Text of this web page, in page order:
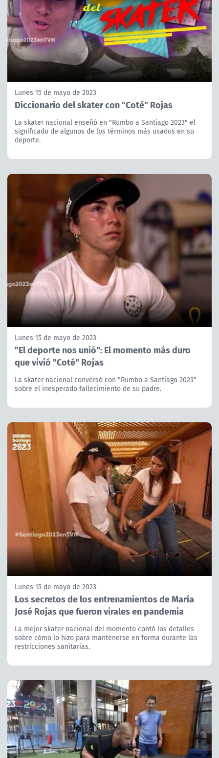
Lunes 15 de mayo de 2023
Diccionario del skater con "Coté" Rojas
La skater nacional enseñó en "Rumbo a Santiago 2023" el
significado de algunos de los términos más usados en su
deporte.
Lunes 15 de mayo de 2023
"El deporte nos unió": El momento más duro
que vivió "Coté" Rojas
La skater nacional conversó con "Rumbo a Santiago 2023"
sobre el inesperado fallecimiento de su padre.
Lunes 15 de mayo de 2023
Los secretos de los entrenamientos de María
José Rojas que fueron virales en pandemia
La mejor skater nacional del momento contó los detalles
sobre cómo lo hizo para mantenerse en forma durante las
restricciones sanitarias.